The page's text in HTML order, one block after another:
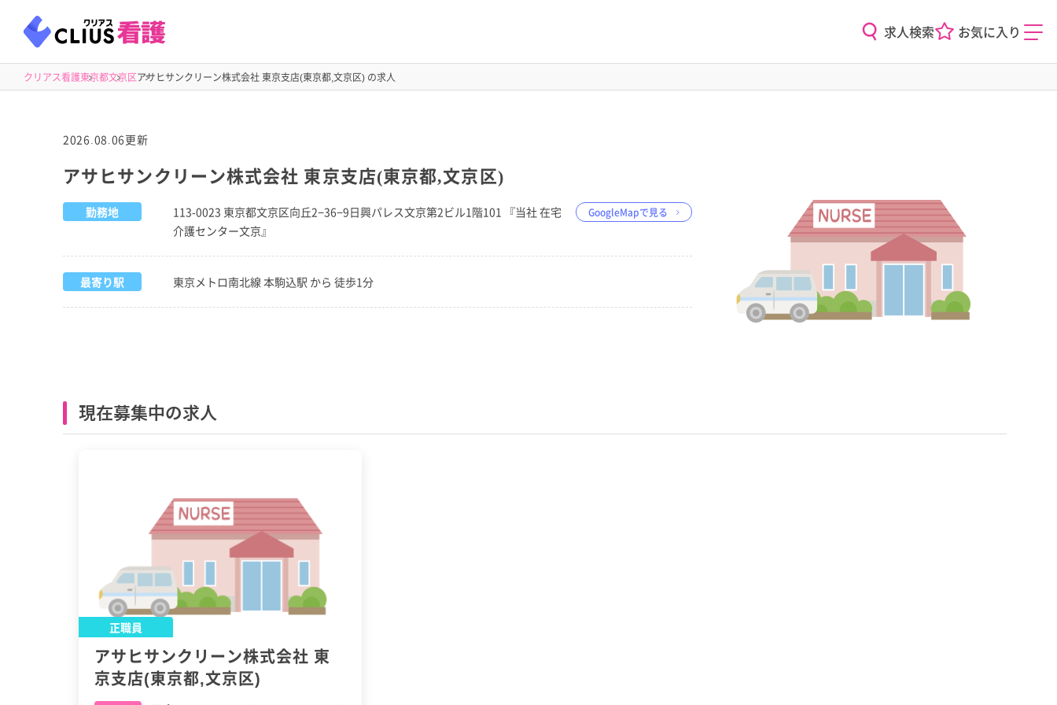
求人検索 お気に入り
クリアス看護東京都文京区アサヒサンクリーン株式会社 東京支店(東京都,文京区) の求人
2026.08.06更新
アサヒサンクリーン株式会社 東京支店(東京都,文京区)
勤務地
113-0023 東京都文京区向丘2−36−9日興パレス文京第2ビル1階101 『当社 在宅
介護センター文京』
GoogleMapで見る
最寄り駅 東京メトロ南北線 本駒込駅 から 徒歩1分
現在募集中の求人
正職員
アサヒサンクリーン株式会社 東
京支店(東京都,文京区)